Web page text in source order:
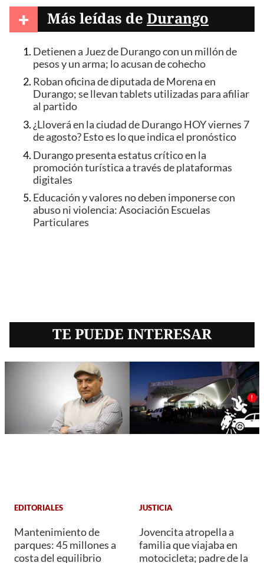
+ Más leídas de Durango
Detienen a Juez de Durango con un millón de
pesos y un arma; lo acusan de cohecho
Roban oficina de diputada de Morena en
Durango; se llevan tablets utilizadas para afiliar
al partido
¿Lloverá en la ciudad de Durango HOY viernes 7
de agosto? Esto es lo que indica el pronóstico
Durango presenta estatus crítico en la
promoción turística a través de plataformas
digitales
Educación y valores no deben imponerse con
abuso ni violencia: Asociación Escuelas
Particulares
TE PUEDE INTERESAR
EDITORIALES
Mantenimiento de
parques: 45 millones a
costa del equilibrio
JUSTICIA
Jovencita atropella a
familia que viajaba en
motocicleta; padre de la